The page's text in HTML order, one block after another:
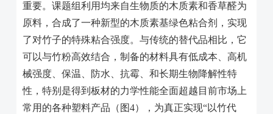
重要。课题组利用均来自生物质的木质素和香草醛为
原料，合成了一种新型的木质素基绿色粘合剂，实现
了对竹子的特殊粘合强度。与传统的替代品相比，它
可以与竹粉高效结合，制备的材料具有低成本、高机
械强度、保温、防水、抗霉、和长期生物降解性特
性，特别是得到板材的力学性能全面超越目前市场上
常用的各种塑料产品（图4），为真正实现“以竹代